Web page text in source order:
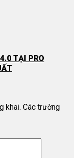
TẠI PRO
khai. Các trường